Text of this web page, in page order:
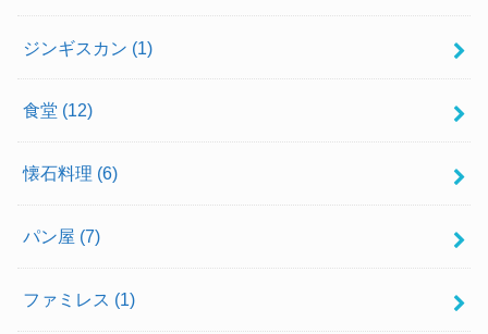
ジンギスカン (1)
食堂 (12)
懐石料理 (6)
パン屋 (7)
ファミレス (1)